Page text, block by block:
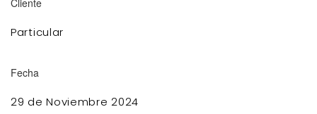
Cliente
Particular
Fecha
29 de Noviembre 2024